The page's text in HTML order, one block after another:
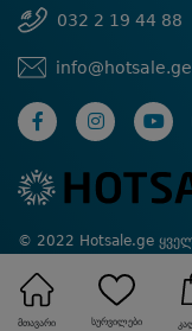
მთავარი სურვილები
032 2 19 44 88
info@hotsale.ge
© 2022 Hotsale.ge
Created by Proservice